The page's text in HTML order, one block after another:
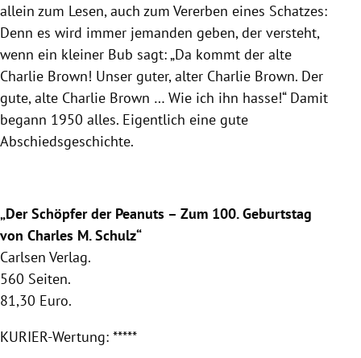
allein zum Lesen, auch zum Vererben eines Schatzes:
Denn es wird immer jemanden geben, der versteht,
wenn ein kleiner Bub sagt: „Da kommt der alte
Charlie Brown! Unser guter, alter Charlie Brown. Der
gute, alte Charlie Brown … Wie ich ihn hasse!“ Damit
begann 1950 alles. Eigentlich eine gute
Abschiedsgeschichte.
„Der Schöpfer der Peanuts – Zum 100. Geburtstag
von Charles M. Schulz“
Carlsen Verlag.
560 Seiten.
81,30 Euro.
KURIER-Wertung: *****